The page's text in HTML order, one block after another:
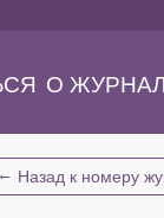
О
← Назад к номеру